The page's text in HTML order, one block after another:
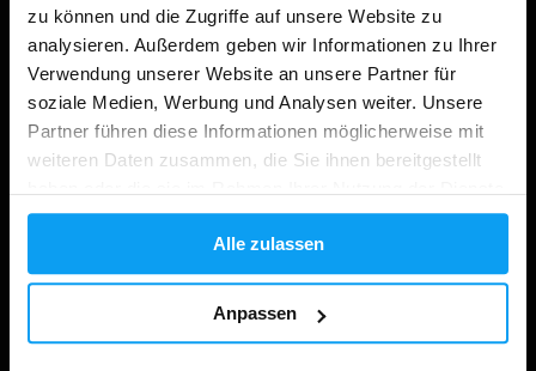
zu können und die Zugriffe auf unsere Website zu
analysieren. Außerdem geben wir Informationen zu Ihrer
Verwendung unserer Website an unsere Partner für
soziale Medien, Werbung und Analysen weiter. Unsere
Partner führen diese Informationen möglicherweise mit
weiteren Daten zusammen, die Sie ihnen bereitgestellt
gesammelt haben.
Alle zulassen
Anpassen
Einkaufen
Ihre Bestellung verfolgen
Konto Anmeldung
Rücktritt vom Kaufvertrag